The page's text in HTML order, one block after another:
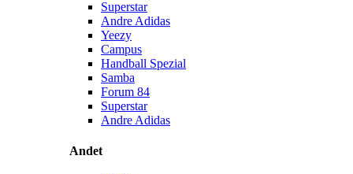
Superstar
Andre Adidas
Yeezy
Campus
Handball Spezial
Samba
Forum 84
Superstar
Andre Adidas
Andet